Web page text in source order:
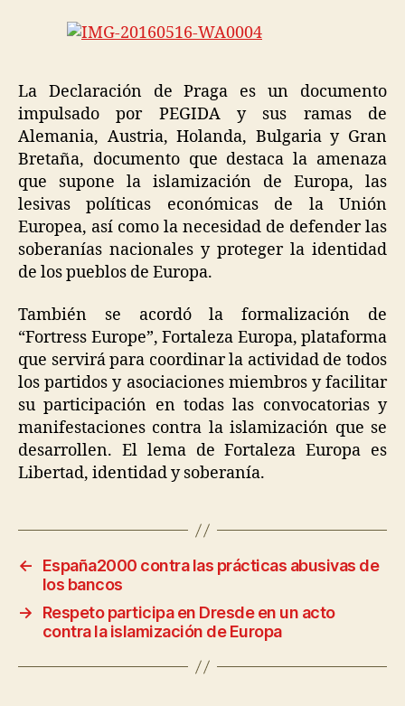
La Declaración de Praga es un documento
impulsado por PEGIDA y sus ramas de
Alemania, Austria, Holanda, Bulgaria y Gran
Bretaña, documento que destaca la amenaza
que supone la islamización de Europa, las
lesivas políticas económicas de la Unión
Europea, así como la necesidad de defender las
soberanías nacionales y proteger la identidad
de los pueblos de Europa.
También se acordó la formalización de
“Fortress Europe”, Fortaleza Europa, plataforma
que servirá para coordinar la actividad de todos
los partidos y asociaciones miembros y facilitar
su participación en todas las convocatorias y
manifestaciones contra la islamización que se
desarrollen. El lema de Fortaleza Europa es
Libertad, identidad y soberanía.
←
España2000 contra las prácticas abusivas de
los bancos
→
Respeto participa en Dresde en un acto
contra la islamización de Europa